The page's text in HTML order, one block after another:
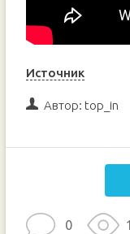
Источник
Автор: top_in
0